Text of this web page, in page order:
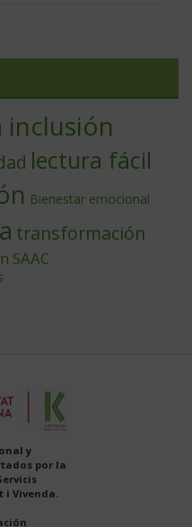
inclusión
lectura fácil
Bienestar emocional
transformación
SAAC
y
por la
Vivenda.